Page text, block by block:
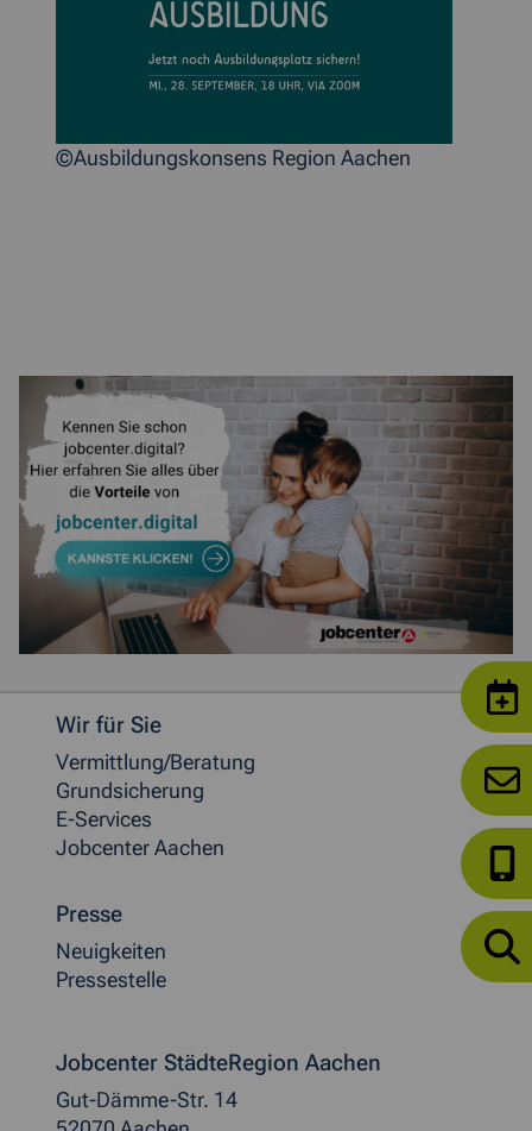
©Ausbildungskonsens Region Aachen
Weitere allgemeine Informationen
Wir für Sie
Vermittlung/Beratung
Grundsicherung
E-Services
Jobcenter Aachen
Presse
Neuigkeiten
Pressestelle
Jobcenter StädteRegion Aachen
Gut-Dämme-Str. 14